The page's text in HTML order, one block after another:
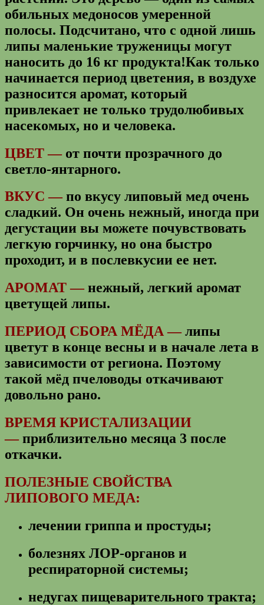
обильных медоносов умеренной
полосы. Подсчитано, что с одной лишь
липы маленькие труженицы могут
наносить до 16 кг продукта!Как только
начинается период цветения, в воздухе
разносится аромат, который
привлекает не только трудолюбивых
насекомых, но и человека.
ЦВЕТ —от почти прозрачного до
светло-янтарного.
ВКУС —по вкусу липовый мед очень
сладкий. Он очень нежный, иногда при
дегустации вы можете почувствовать
легкую горчинку, но она быстро
проходит, и в послевкусии ее нет.
АРОМАТ —нежный, легкий аромат
цветущей липы.
ПЕРИОД СБОРА МЁДА —липы
цветут в конце весны и в начале лета в
зависимости от региона. Поэтому
такой мёд пчеловоды откачивают
довольно рано.
ВРЕМЯ КРИСТАЛИЗАЦИИ
—приблизительно месяца 3 после
откачки.
ПОЛЕЗНЫЕ СВОЙСТВА
ЛИПОВОГО МЕДА:
лечении гриппа и простуды;
болезнях ЛОР-органов и
респираторной системы;
недугах пищеварительного тракта;